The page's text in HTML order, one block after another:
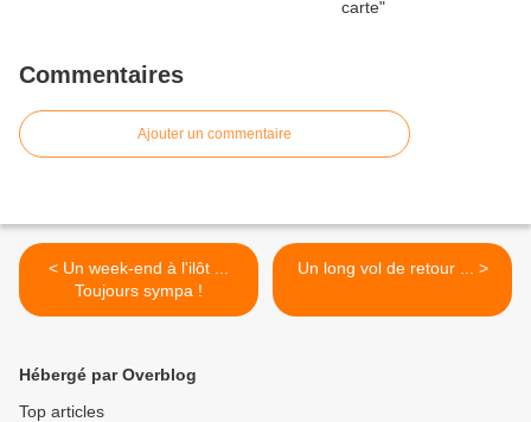
Commentaires
Ajouter un commentaire
< Un week-end à l'ilôt ...
Toujours sympa !
Un long vol de retour ... >
Hébergé par Overblog
Top articles